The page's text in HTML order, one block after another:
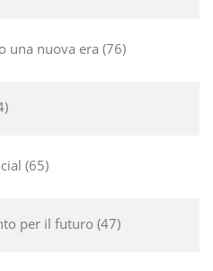
una nuova era 76
65
per il futuro 47